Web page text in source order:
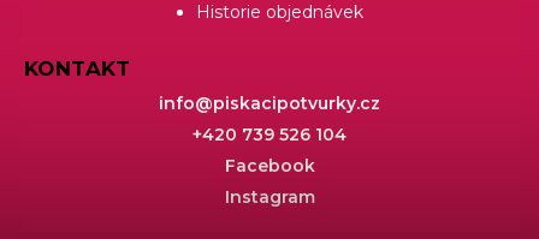
Historie objednávek
KONTAKT
info@piskacipotvurky.cz
+420 739 526 104
Facebook
Instagram